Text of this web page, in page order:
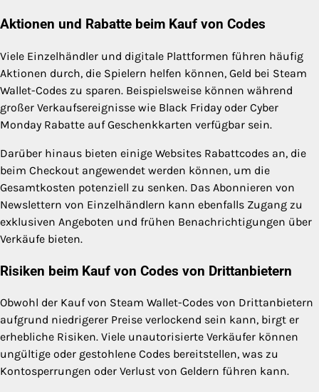
Aktionen und Rabatte beim Kauf von Codes
Viele Einzelhändler und digitale Plattformen führen häufig
Aktionen durch, die Spielern helfen können, Geld bei Steam
Wallet-Codes zu sparen. Beispielsweise können während
großer Verkaufsereignisse wie Black Friday oder Cyber
Monday Rabatte auf Geschenkkarten verfügbar sein.
Darüber hinaus bieten einige Websites Rabattcodes an, die
beim Checkout angewendet werden können, um die
Gesamtkosten potenziell zu senken. Das Abonnieren von
Newslettern von Einzelhändlern kann ebenfalls Zugang zu
exklusiven Angeboten und frühen Benachrichtigungen über
Verkäufe bieten.
Risiken beim Kauf von Codes von Drittanbietern
Obwohl der Kauf von Steam Wallet-Codes von Drittanbietern
aufgrund niedrigerer Preise verlockend sein kann, birgt er
erhebliche Risiken. Viele unautorisierte Verkäufer können
ungültige oder gestohlene Codes bereitstellen, was zu
Kontosperrungen oder Verlust von Geldern führen kann.